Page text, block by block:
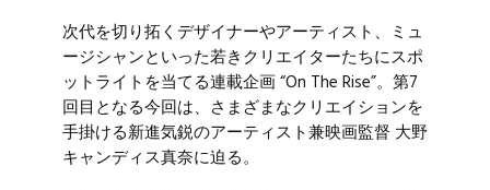
次代を切り拓くデザイナーやアーティスト、ミュ
ージシャンといった若きクリエイターたちにスポ
ットライトを当てる連載企画 “On The Rise”。第7
回目となる今回は、さまざまなクリエイションを
手掛ける新進気鋭のアーティスト兼映画監督 大野
キャンディス真奈に迫る。